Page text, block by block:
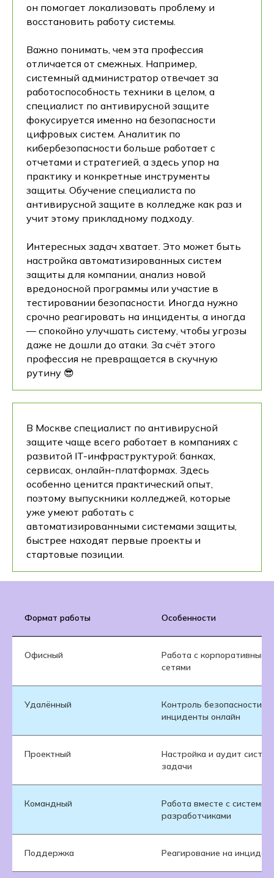
он помогает локализовать проблему и
восстановить работу системы.
Важно понимать, чем эта профессия
отличается от смежных. Например,
системный администратор отвечает за
работоспособность техники в целом, а
специалист по антивирусной защите
фокусируется именно на безопасности
цифровых систем. Аналитик по
кибербезопасности больше работает с
отчетами и стратегией, а здесь упор на
практику и конкретные инструменты
защиты. Обучение специалиста по
антивирусной защите в колледже как раз и
учит этому прикладному подходу.
Интересных задач хватает. Это может быть
настройка автоматизированных систем
защиты для компании, анализ новой
вредоносной программы или участие в
тестировании безопасности. Иногда нужно
срочно реагировать на инциденты, а иногда
— спокойно улучшать систему, чтобы угрозы
даже не дошли до атаки. За счёт этого
профессия не превращается в скучную
рутину 😎
В Москве специалист по антивирусной
защите чаще всего работает в компаниях с
развитой IT-инфраструктурой: банках,
сервисах, онлайн-платформах. Здесь
особенно ценится практический опыт,
поэтому выпускники колледжей, которые
уже умеют работать с
автоматизированными системами защиты,
быстрее находят первые проекты и
стартовые позиции.
Формат работы Особенности
Офисный
Работа с
сетями
Удалённый
Контроль безопасности и
инциденты онлайн
Проектный
Настройка и аудит
задачи
Командный
Работа вместе с
разработчиками
Поддержка Реагирование на